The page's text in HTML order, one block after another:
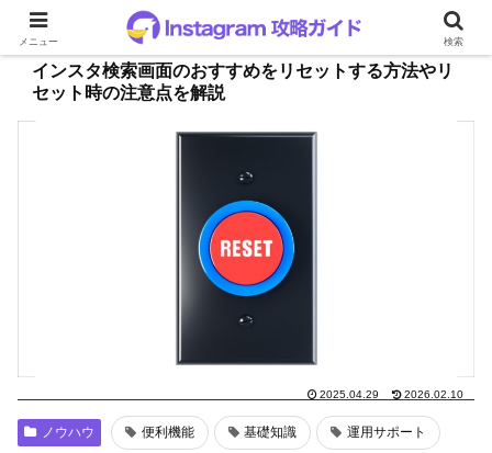
インスタ検索画面のおすすめをリセットする方法やリ
セット時の注意点を解説
2025.04.29 2026.02.10
ノウハウ 便利機能 基礎知識 運用サポート
メニュー 検索